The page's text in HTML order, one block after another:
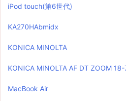
iPod touch(第6世代)
KA270HAbmidx
KONICA MINOLTA
KONICA MINOLTA AF DT ZOOM
MacBook Air